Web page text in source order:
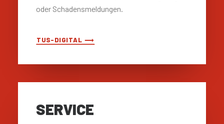
oder Schadensmeldungen.
TUS-DIGITAL ⟶
SERVICE